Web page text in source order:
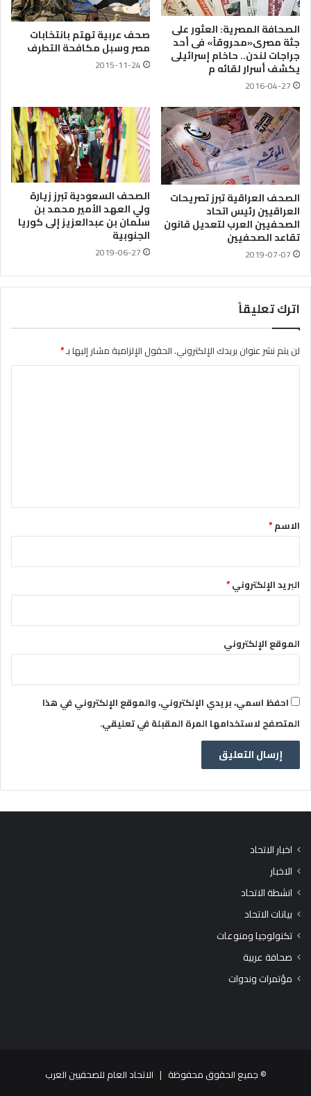
الصحافة المصرية: العثور على
جثة مصرى«محروقاً» فى أحد
جراجات لندن.. حاخام إسرائيلى
يكشف أسرار لقائه م
2016-04-27
صحف عربية تهتم بانتخابات
مصر وسبل مكافحة التطرف
2015-11-24
الصحف العراقية تبرز تصريحات
العراقيين رئيس اتحاد
الصحفيين العرب لتعديل ‏قانون
تقاعد الصحفيين
2019-07-07
الصحف السعودية تبرز زيارة
ولي العهد الأمير محمد بن
سلمان بن عبدالعزيز إلى كوريا
الجنوبية
2019-06-27
اترك تعليقاً
لن يتم نشر عنوان بريدك الإلكتروني.الحقول الإلزامية مشار إليها بـ*
*الاسم*
البريد الإلكتروني*
الموقع الإلكتروني
احفظ اسمي، بريدي الإلكتروني، والموقع الإلكتروني في هذا
المتصفح لاستخدامها المرة المقبلة في تعليقي.
اخبار الاتحاد
الاخبار
انشطة الاتحاد
بيانات الاتحاد
تكنولوجيا ومنوعات
صحافة عربية
مؤتمرات وندوات
© جميع الحقوق محفوظة | الاتحاد العام للصحفيين العرب